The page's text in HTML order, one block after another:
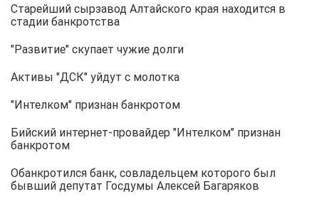
Старейший сырзавод Алтайского края находится в
стадии банкротства
"Развитие" скупает чужие долги
Активы "ДСК" уйдут с молотка
"Интелком" признан банкротом
Бийский интернет-провайдер "Интелком" признан
банкротом
Обанкротился банк, совладельцем которого был
бывший депутат Госдумы Алексей Багаряков